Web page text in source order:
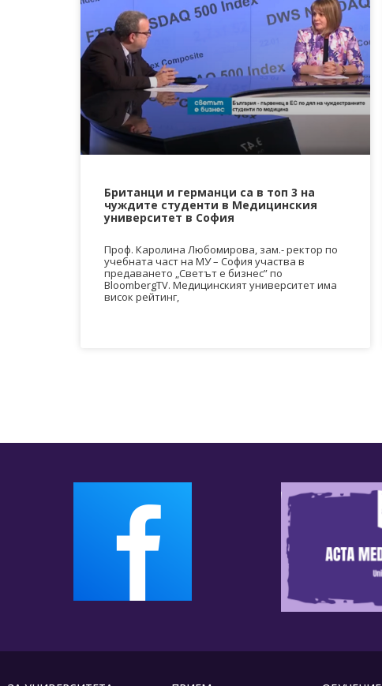
Британци и германци са в топ 3 на
чуждите студенти в Медицинския
университет в София
Проф. Каролина Любомирова, зам.- ректор по
учебната част на МУ – София участва в
предаването „Светът е бизнес” по
BloombergTV. Медицинският университет има
висок рейтинг,